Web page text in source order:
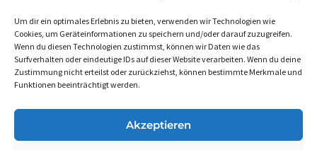
Um dir ein optimales Erlebnis zu bieten, verwenden wir Technologien wie
Cookies, um Geräteinformationen zu speichern und/oder darauf zuzugreifen.
Wenn du diesen Technologien zustimmst, können wir Daten wie das
Surfverhalten oder eindeutige IDs auf dieser Website verarbeiten. Wenn du deine
Zustimmung nicht erteilst oder zurückziehst, können bestimmte Merkmale und
Funktionen beeinträchtigt werden.
Akzeptieren
DVGS E.V.-GESCHÄFTSSTELLE
Newsletter Datenschutz Impressum